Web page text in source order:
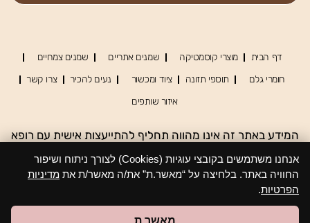
דף הבית מוצרי קוסמטיקה שמנים אתריים
שמנים צמחיים
חומרי גלם
תוספי תזונה ציוד ומכשור נעים להכיר
צרו קשר
איזור שותפים
המידע באתר זה אינו מהווה תחליף להתייעצות אישית עם רופא
או נטורופת מוסמך, אין להסתמך על המידע כמקור מידע יחיד,
שימוש ו/או צפיה בנתונים באתר מעידים על הסכמתך לתנאי
אנחנו משתמשים בקובצי עוגיות (Cookies) לצורך ניתוח ושיפור
החוויה באתר. בלחיצה על “מאשר.ת” את/ה מאשר/ת את מדיניות
הפרטיות.
מאשר.ת